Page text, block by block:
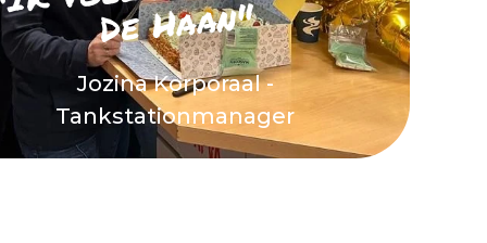
De Haan"
Jozina Korporaal -
Tankstationmanager